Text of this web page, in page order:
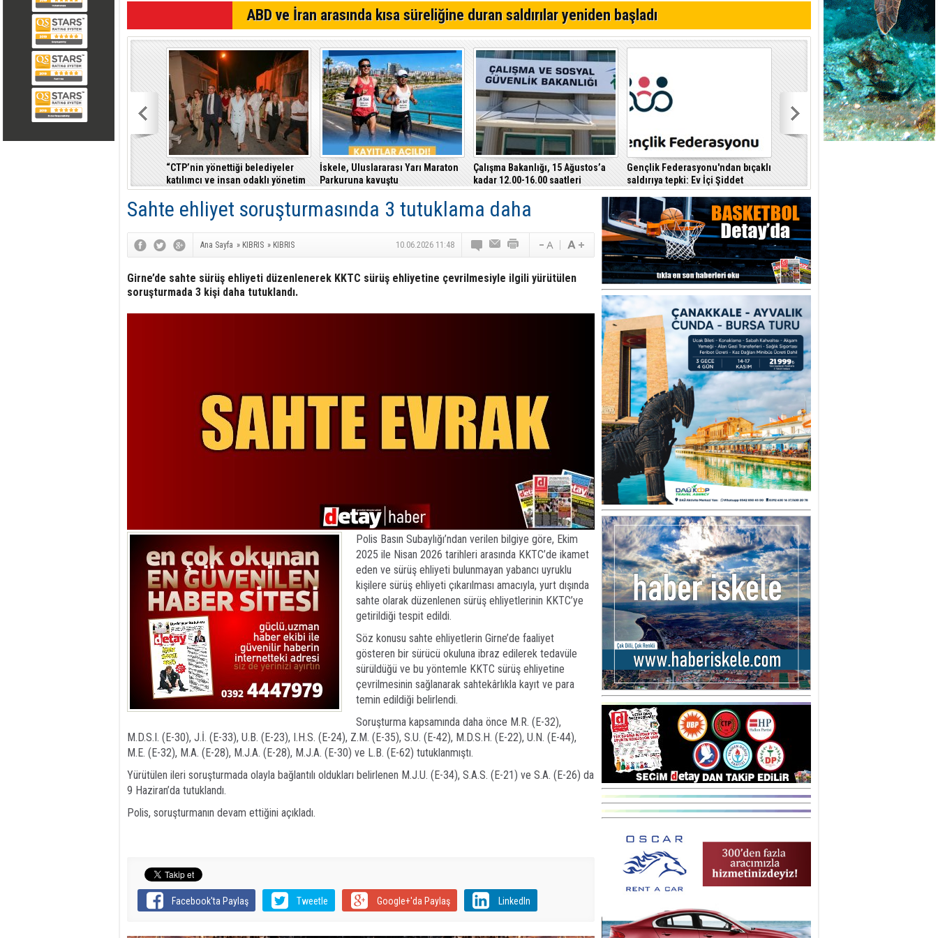
64. Geleneksel Mehmetçik Üzüm Festivali başladı
Özersay, DAÜ-SEN yetkilileriyle bir araya geldi
ABD ve İran arasında kısa süreliğine duran saldırılar yeniden başladı
“CTP’nin yönettiği belediyeler
katılımcı ve insan odaklı yönetim
anlayışıyla fark yaratıyor”
İskele, Uluslararası Yarı Maraton
Parkuruna kavuştu
Çalışma Bakanlığı, 15 Ağustos’a
kadar 12.00-16.00 saatleri
arasında güneş altında çalışmayı
yasakladı
Gençlik Federasyonu'ndan bıçaklı
saldırıya tepki: Ev İçi Şiddet
Yasası hayata geçirilmeli
Sahte ehliyet soruşturmasında 3 tutuklama daha
Ana Sayfa » KIBRIS » KIBRIS 10.06.2026 11:48
Girne’de sahte sürüş ehliyeti düzenlenerek KKTC sürüş ehliyetine çevrilmesiyle ilgili yürütülen
soruşturmada 3 kişi daha tutuklandı.
Polis Basın Subaylığı’ndan verilen bilgiye göre, Ekim
2025 ile Nisan 2026 tarihleri arasında KKTC’de ikamet
eden ve sürüş ehliyeti bulunmayan yabancı uyruklu
kişilere sürüş ehliyeti çıkarılması amacıyla, yurt dışında
sahte olarak düzenlenen sürüş ehliyetlerinin KKTC’ye
getirildiği tespit edildi.
Söz konusu sahte ehliyetlerin Girne’de faaliyet
gösteren bir sürücü okuluna ibraz edilerek tedavüle
sürüldüğü ve bu yöntemle KKTC sürüş ehliyetine
çevrilmesinin sağlanarak sahtekârlıkla kayıt ve para
temin edildiği belirlendi.
Soruşturma kapsamında daha önce M.R. (E-32),
M.D.S.I. (E-30), J.İ. (E-33), U.B. (E-23), I.H.S. (E-24), Z.M. (E-35), S.U. (E-42), M.D.S.H. (E-22), U.N. (E-44),
M.E. (E-32), M.A. (E-28), M.J.A. (E-28), M.J.A. (E-30) ve L.B. (E-62) tutuklanmıştı.
Yürütülen ileri soruşturmada olayla bağlantılı oldukları belirlenen M.J.U. (E-34), S.A.S. (E-21) ve S.A. (E-26) da
9 Haziran’da tutuklandı.
Polis, soruşturmanın devam ettiğini açıkladı.
Facebook'ta Paylaş Tweetle Google+'da Paylaş LinkedIn